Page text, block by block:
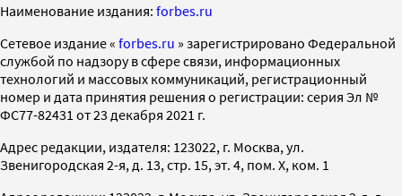
Наименование издания: forbes.ru
Cетевое издание « forbes.ru » зарегистрировано Федеральной
службой по надзору в сфере связи, информационных
технологий и массовых коммуникаций, регистрационный
номер и дата принятия решения о регистрации: серия Эл №
ФС77-82431 от 23 декабря 2021 г.
Адрес редакции, издателя: 123022, г. Москва, ул.
Звенигородская 2-я, д. 13, стр. 15, эт. 4, пом. X, ком. 1